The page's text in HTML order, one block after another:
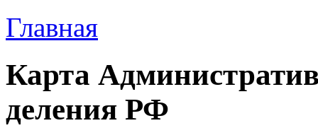
Главная
Карта
деления РФ